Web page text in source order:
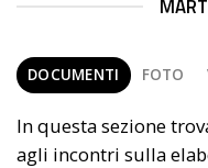
DOCUMENTI FOTO
In questa sezione
agli incontri sulla